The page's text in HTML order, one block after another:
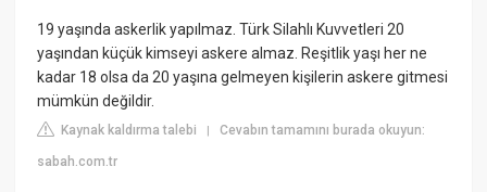
19 yaşında askerlik yapılmaz. Türk Silahlı Kuvvetleri 20
yaşından küçük kimseyi askere almaz. Reşitlik yaşı her ne
kadar 18 olsa da 20 yaşına gelmeyen kişilerin askere gitmesi
mümkün değildir.
Kaynak kaldırma talebi |Cevabın tamamını burada okuyun:
sabah.com.tr